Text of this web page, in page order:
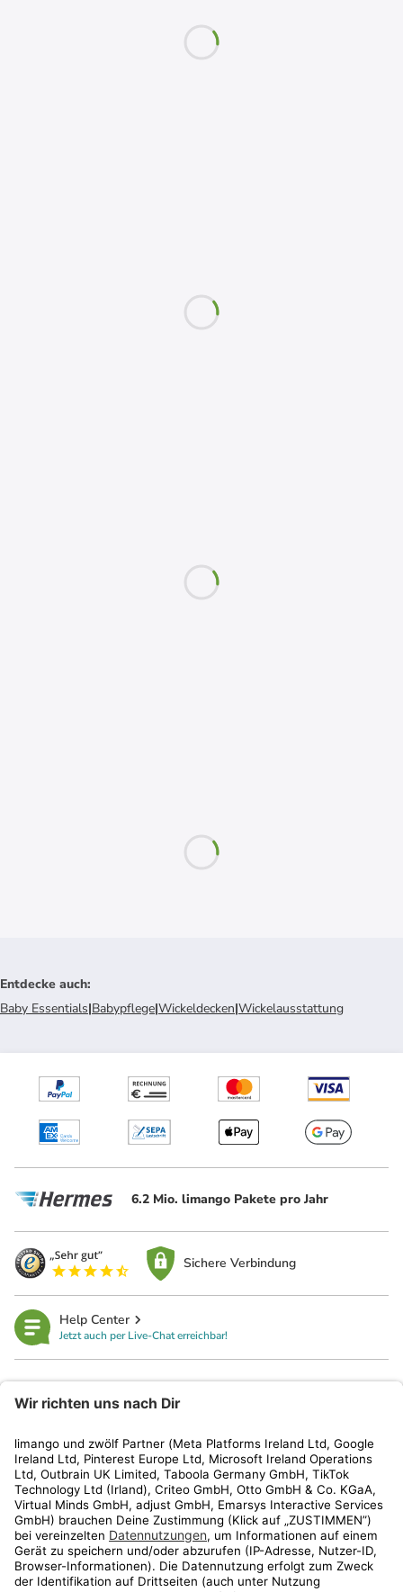
Entdecke auch:
Baby Essentials|Babypflege|Wickeldecken|Wickelausstattung
6.2 Mio. limango Pakete pro Jahr
Sichere Verbindung
Help Center
Jetzt auch per Live-Chat erreichbar!
Kundenservice
Shop
Aktionen
Travel